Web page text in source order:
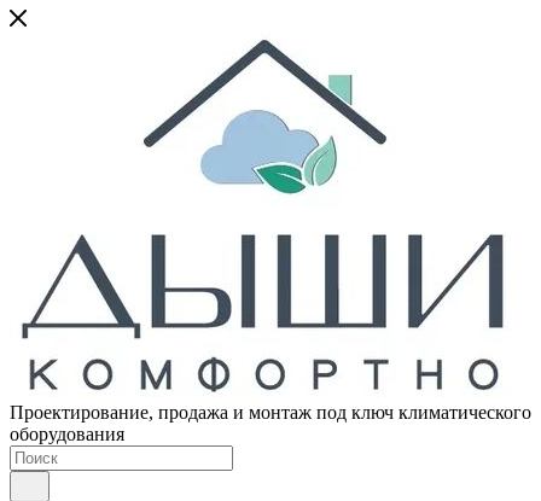
Проектирование, продажа и монтаж под ключ климатического
оборудования